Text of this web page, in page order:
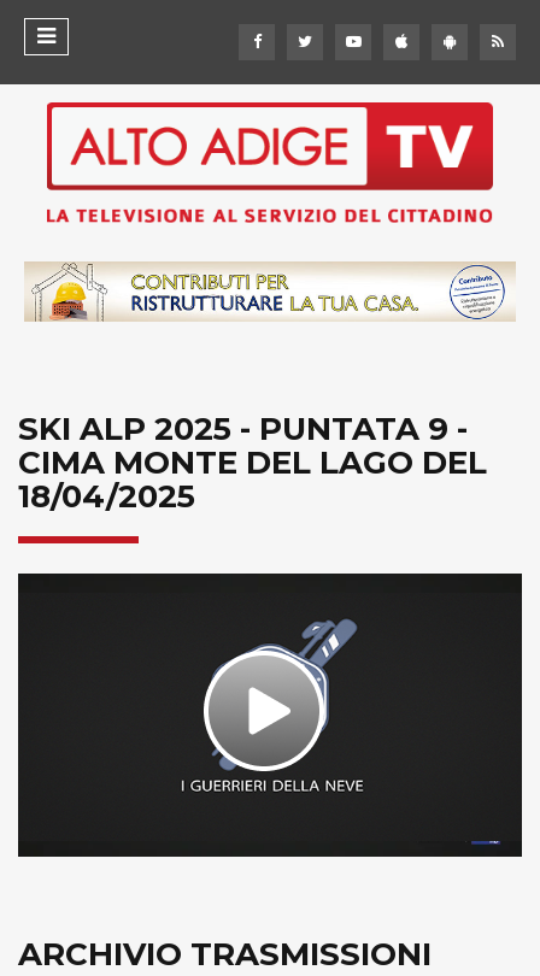
SKI ALP 2025 - PUNTATA 9 -
CIMA MONTE DEL LAGO DEL
18/04/2025
Play
ARCHIVIO TRASMISSIONI